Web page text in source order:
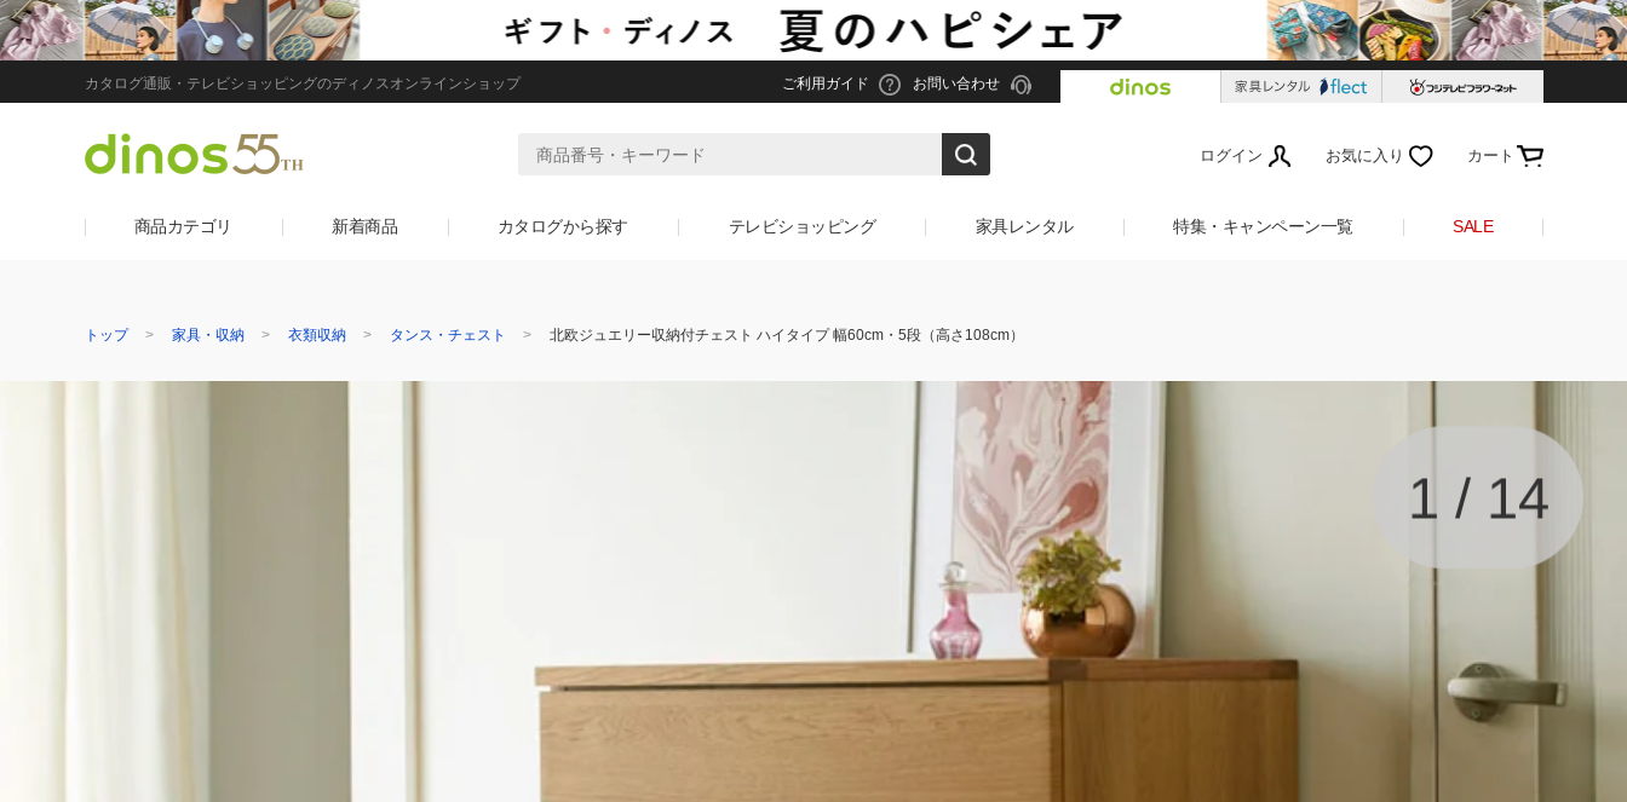
カタログ通販・テレビショッピングのディノスオンラインショップ ご利用ガイド お問い合わせ
ログイン お気に入り カート
商品カテゴリ 新着商品 カタログから探す テレビショッピング 家具レンタル 特集・キャンペーン一覧 SALE
トップ 家具・収納 衣類収納 タンス・チェスト 北欧ジュエリー収納付チェスト ハイタイプ 幅60cm・5段（高さ108cm）
1 / 14